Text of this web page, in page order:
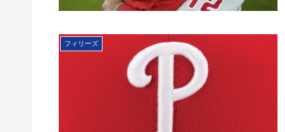
フィリーズ